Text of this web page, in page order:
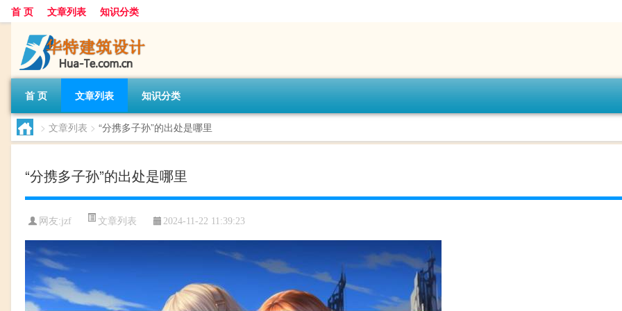
首 页 文章列表 知识分类
首 页 文章列表 知识分类
> 文章列表 > “分携多子孙”的出处是哪里
“分携多子孙”的出处是哪里
网友:jzf 文章列表 2024-11-22 11:39:23